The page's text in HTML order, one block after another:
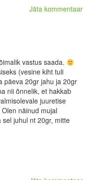
Jäta kommentaar
vastus saada.
(vesine kiht tuli
päeva 20gr jahu ja 20gr
nii õnnelik, et hakkab
juuretise
näinud mujal
juhul nt 20gr, mitte